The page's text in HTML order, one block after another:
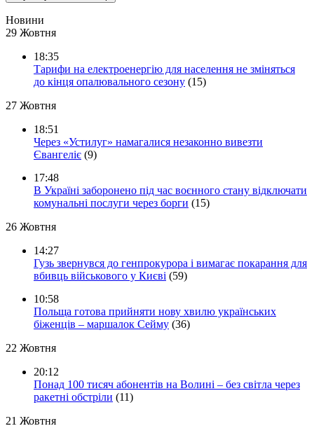
Новини
29 Жовтня
18:35
Тарифи на електроенергію для населення не зміняться
до кінця опалювального сезону (15)
27 Жовтня
18:51
Через «Устилуг» намагалися незаконно вивезти
Євангеліє (9)
17:48
В Україні заборонено під час воєнного стану відключати
комунальні послуги через борги (15)
26 Жовтня
14:27
Гузь звернувся до генпрокурора і вимагає покарання для
вбивць військового у Києві (59)
10:58
Польща готова прийняти нову хвилю українських
біженців – маршалок Сейму (36)
22 Жовтня
20:12
Понад 100 тисяч абонентів на Волині – без світла через
ракетні обстріли (11)
21 Жовтня